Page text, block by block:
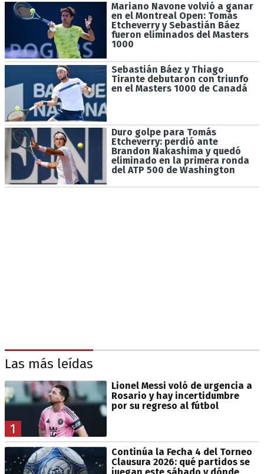
Mariano Navone volvió a ganar
en el Montreal Open: Tomás
Etcheverry y Sebastián Báez
fueron eliminados del Masters
1000
Sebastián Báez y Thiago
Tirante debutaron con triunfo
en el Masters 1000 de Canadá
Duro golpe para Tomás
Etcheverry: perdió ante
Brandon Nakashima y quedó
eliminado en la primera ronda
del ATP 500 de Washington
Las más leídas
1
Lionel Messi voló de urgencia a
Rosario y hay incertidumbre
por su regreso al fútbol
Continúa la Fecha 4 del Torneo
Clausura 2026: qué partidos se